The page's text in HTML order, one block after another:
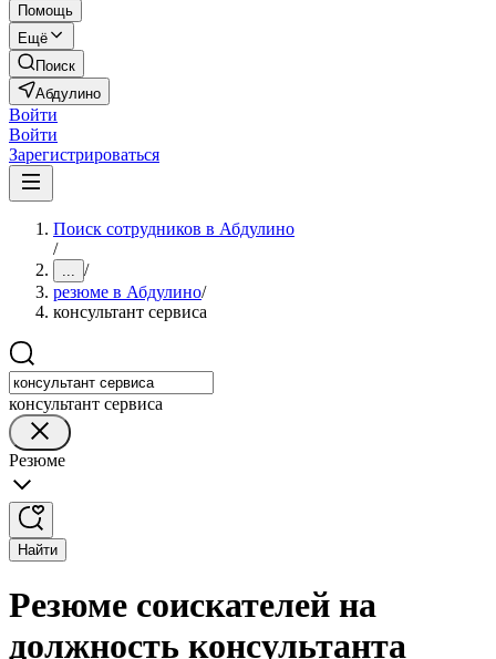
Помощь
Ещё
Поиск
Абдулино
Войти
Войти
Зарегистрироваться
Поиск сотрудников в Абдулино
/
... /
резюме в Абдулино/
консультант сервиса
консультант сервиса
Резюме
Найти
Резюме соискателей на
должность консультанта